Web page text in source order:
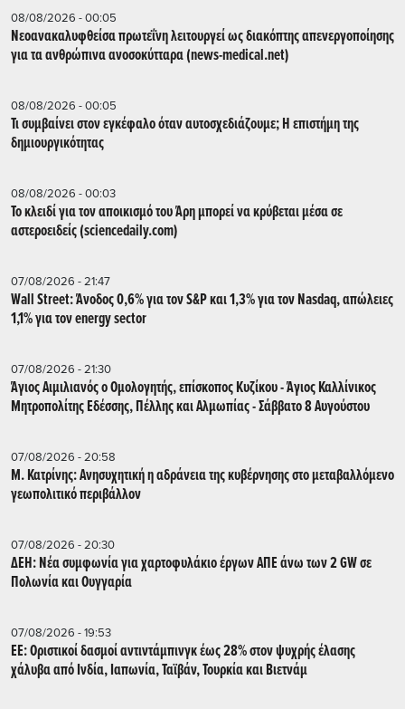
08/08/2026 - 00:05
Νεοανακαλυφθείσα πρωτεΐνη λειτουργεί ως διακόπτης απενεργοποίησης
για τα ανθρώπινα ανοσοκύτταρα (news-medical.net)
08/08/2026 - 00:05
Τι συμβαίνει στον εγκέφαλο όταν αυτοσχεδιάζουμε; Η επιστήμη της
δημιουργικότητας
08/08/2026 - 00:03
Το κλειδί για τον αποικισμό του Άρη μπορεί να κρύβεται μέσα σε
αστεροειδείς (sciencedaily.com)
07/08/2026 - 21:47
Wall Street: Άνοδος 0,6% για τον S&P και 1,3% για τον Nasdaq, απώλειες
1,1% για τον energy sector
07/08/2026 - 21:30
Άγιος Αιμιλιανός ο Ομολογητής, επίσκοπος Κυζίκου - Άγιος Καλλίνικος
Μητροπολίτης Εδέσσης, Πέλλης και Αλμωπίας - Σάββατο 8 Αυγούστου
07/08/2026 - 20:58
Μ. Κατρίνης: Ανησυχητική η αδράνεια της κυβέρνησης στο μεταβαλλόμενο
γεωπολιτικό περιβάλλον
07/08/2026 - 20:30
ΔΕΗ: Νέα συμφωνία για χαρτοφυλάκιο έργων ΑΠΕ άνω των 2 GW σε
Πολωνία και Ουγγαρία
07/08/2026 - 19:53
ΕΕ: Οριστικοί δασμοί αντιντάμπινγκ έως 28% στον ψυχρής έλασης
χάλυβα από Ινδία, Ιαπωνία, Ταϊβάν, Τουρκία και Βιετνάμ